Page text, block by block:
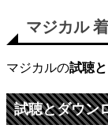
マジカル
マジカルの試聴
試聴とダウン